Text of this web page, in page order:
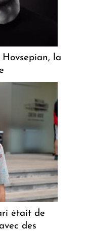
la
était de
des